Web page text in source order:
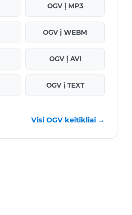
OGV į MP3
OGV į WEBM
OGV į AVI
OGV į TEXT
Visi OGV keitikliai →